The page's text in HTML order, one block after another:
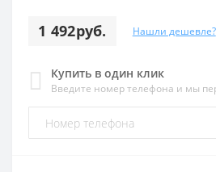
1 492руб. Нашли дешевле?
Купить в один клик
Введите номер телефона и мы